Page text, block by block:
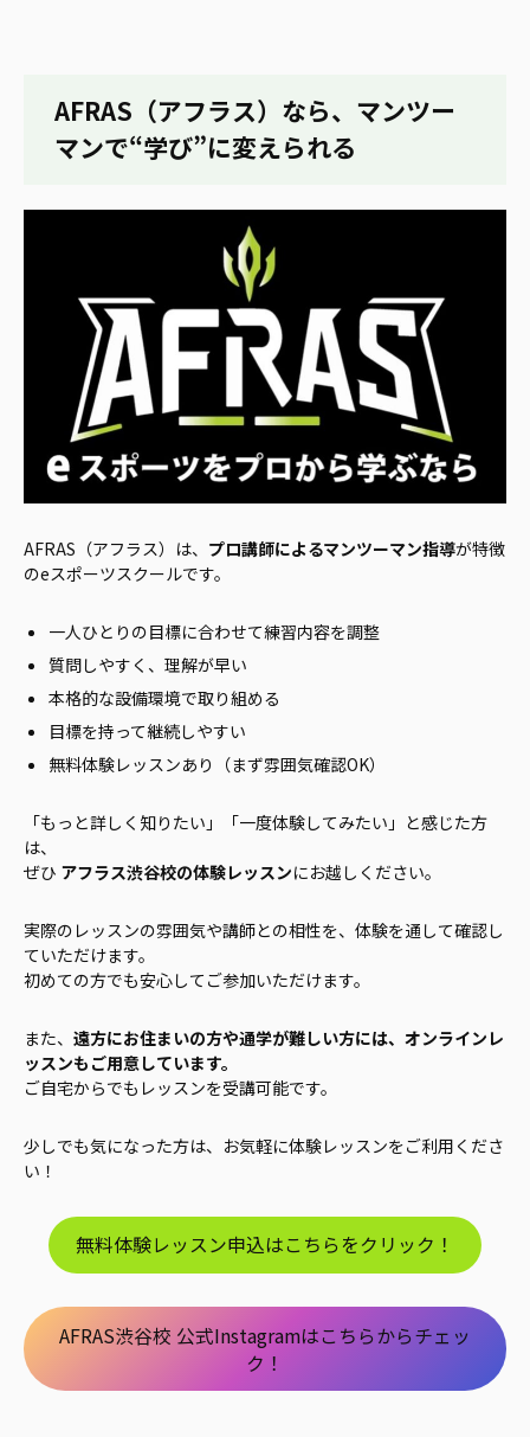
AFRAS（アフラス）なら、マンツー
マンで“学び”に変えられる
AFRAS（アフラス）は、 プロ講師によるマンツーマン指導が特徴
のeスポーツスクールです。
一人ひとりの目標に合わせて練習内容を調整
質問しやすく、理解が早い
本格的な設備環境で取り組める
目標を持って継続しやすい
無料体験レッスンあり（まず雰囲気確認OK）
「もっと詳しく知りたい」「一度体験してみたい」と感じた方
は、
ぜひ アフラス渋谷校の体験レッスンにお越しください。
実際のレッスンの雰囲気や講師との相性を、体験を通して確認し
ていただけます。
初めての方でも安心してご参加いただけます。
また、 遠方にお住まいの方や通学が難しい方には、オンラインレ
ッスンもご用意しています。
ご自宅からでもレッスンを受講可能です。
少しでも気になった方は、お気軽に体験レッスンをご利用くださ
い！
無料体験レッスン申込はこちらをクリック！
AFRAS渋谷校 公式Instagramはこちらからチェッ
ク！